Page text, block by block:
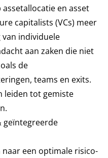
en asset
capitalists (VCs) meer
individuele
aan zaken die niet
de
teams en exits.
leiden tot gemiste
geïntegreerde
een optimale risico-